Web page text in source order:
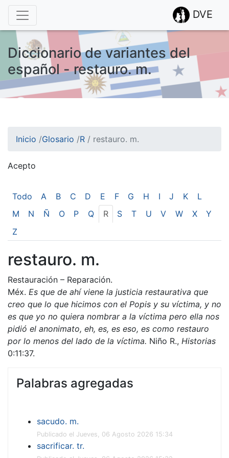
DVE
Diccionario de variantes del
español - restauro. m.
Inicio /Glosario /R / restauro. m.
Acepto
Todo A B C D E F G H I J K
L
M
N Ñ O P Q R S T U V W X
Y
Z
restauro. m.
Restauración – Reparación.
Méx. Es que de ahí viene la justicia restaurativa que
creo que lo que hicimos con el Popis y su víctima, y no
es que yo no quiera nombrar a la víctima pero ella nos
pidió el anonimato, eh, es, es eso, es como restauro
por lo menos del lado de la víctima. Niño R., Historias
0:11:37.
Palabras agregadas
sacudo. m.
Publicado el Jueves, 06 Agosto 2026 15:34
sacrificar. tr.